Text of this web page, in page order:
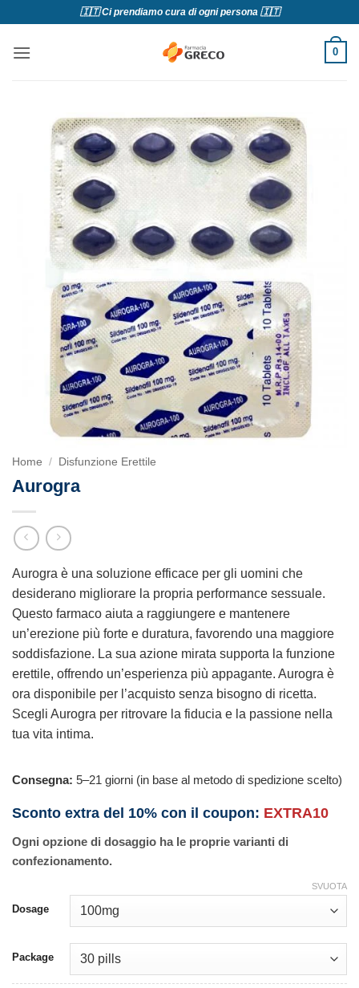
contenuti
🇮🇹 Ci prendiamo cura di ogni persona 🇮🇹
0
Home / Disfunzione Erettile
Aurogra
Aurogra è una soluzione efficace per gli uomini che
desiderano migliorare la propria performance sessuale.
Questo farmaco aiuta a raggiungere e mantenere
un’erezione più forte e duratura, favorendo una maggiore
soddisfazione. La sua azione mirata supporta la funzione
erettile, offrendo un’esperienza più appagante. Aurogra è
ora disponibile per l’acquisto senza bisogno di ricetta.
Scegli Aurogra per ritrovare la fiducia e la passione nella
tua vita intima.
Consegna: 5–21 giorni (in base al metodo di spedizione scelto)
Sconto extra del 10% con il coupon: EXTRA10
Ogni opzione di dosaggio ha le proprie varianti di
confezionamento.
Dosage
Package
SVUOTA